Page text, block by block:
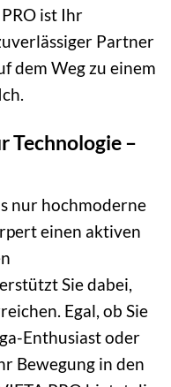
ist Ihr
Partner
dem Weg zu einem
Technologie –
nur hochmoderne
einen aktiven
Sie dabei,
Egal, ob Sie
Enthusiast oder
Bewegung in den